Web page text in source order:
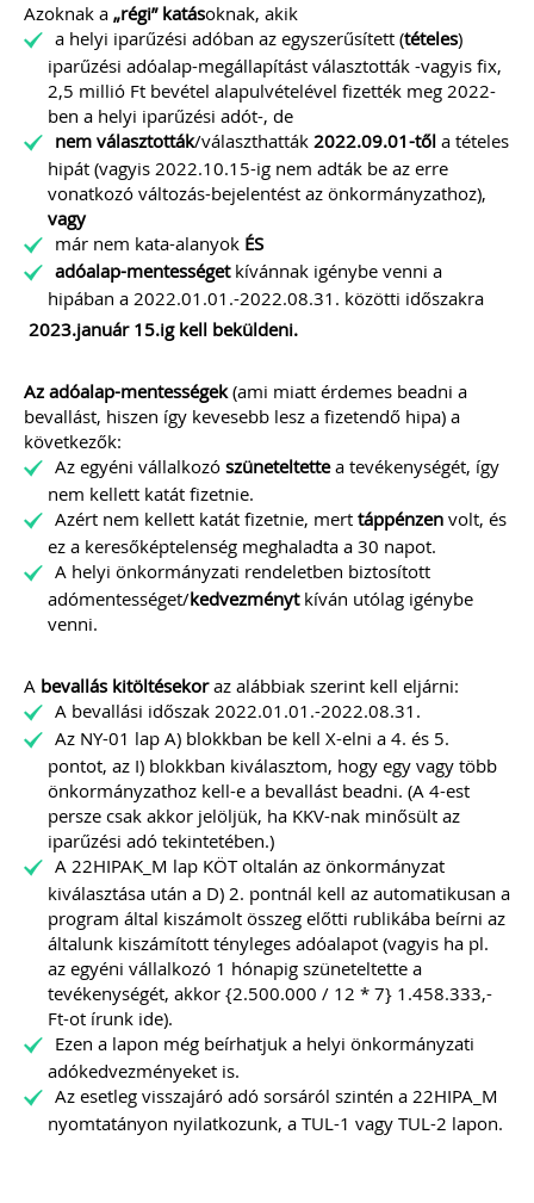
Szakmai sarok
2026-08-04
Külföldi gazdálkodó
vásárokon történő
adózási kérdései
A vásárokon és a piacokon
folytatott kereskedelmi
tevékenységek egyik kiemelt
időszaka a nyári szezon, amikor
szabadtéren is megrendezésre
fókuszába azt az esetkört helyezzük,
amikor egy külföldi termelő,
gazdálkodó szeretné áruját belföldön
értékesíteni. Megvizsgáljuk, hogy
ehhez az érintett személynek milyen
feltételeknek kell eleget tennie, illetve
[…]
Továbbolvasom »
Még több szakmai cikk »
Azoknak a „régi” katásoknak, akik
a helyi iparűzési adóban az egyszerűsített (tételes)
iparűzési adóalap-megállapítást választották -vagyis fix,
2,5 millió Ft bevétel alapulvételével fizették meg 2022-
ben a helyi iparűzési adót-, de
nem választották/választhatták 2022.09.01-től a tételes
hipát (vagyis 2022.10.15-ig nem adták be az erre
vonatkozó változás-bejelentést az önkormányzathoz),
vagy
már nem kata-alanyok ÉS
adóalap-mentességetkívánnak igénybe venni a
hipában a 2022.01.01.-2022.08.31. közötti időszakra
2023.január 15.ig kell beküldeni.
Az adóalap-mentességek(ami miatt érdemes beadni a
bevallást, hiszen így kevesebb lesz a fizetendő hipa) a
következők:
Az egyéni vállalkozó szüneteltettea tevékenységét, így
nem kellett katát fizetnie.
Azért nem kellett katát fizetnie, mert táppénzen volt, és
ez a keresőképtelenség meghaladta a 30 napot.
A helyi önkormányzati rendeletben biztosított
adómentességet/kedvezménytkíván utólag igénybe
venni.
A bevallás kitöltésekoraz alábbiak szerint kell eljárni:
A bevallási időszak 2022.01.01.-2022.08.31.
Az NY-01 lap A) blokkban be kell X-elni a 4. és 5.
pontot, az I) blokkban kiválasztom, hogy egy vagy több
önkormányzathoz kell-e a bevallást beadni. (A 4-est
persze csak akkor jelöljük, ha KKV-nak minősült az
iparűzési adó tekintetében.)
A 22HIPAK_M lap KÖT oltalán az önkormányzat
kiválasztása után a D) 2. pontnál kell az automatikusan a
program által kiszámolt összeg előtti rublikába beírni az
általunk kiszámított tényleges adóalapot (vagyis ha pl.
az egyéni vállalkozó 1 hónapig szüneteltette a
tevékenységét, akkor {2.500.000 / 12 * 7} 1.458.333,-
Ft-ot írunk ide).
Ezen a lapon még beírhatjuk a helyi önkormányzati
adókedvezményeket is.
Az esetleg visszajáró adó sorsáról szintén a 22HIPA_M
nyomtatányon nyilatkozunk, a TUL-1 vagy TUL-2 lapon.